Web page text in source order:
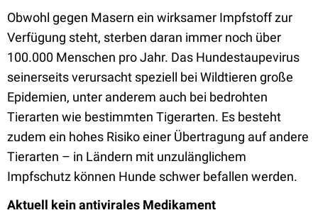
Obwohl gegen Masern ein wirksamer Impfstoff zur
Verfügung steht, sterben daran immer noch über
100.000 Menschen pro Jahr. Das Hundestaupevirus
seinerseits verursacht speziell bei Wildtieren große
Epidemien, unter anderem auch bei bedrohten
Tierarten wie bestimmten Tigerarten. Es besteht
zudem ein hohes Risiko einer Übertragung auf andere
Tierarten – in Ländern mit unzulänglichem
Impfschutz können Hunde schwer befallen werden.
Aktuell kein antivirales Medikament